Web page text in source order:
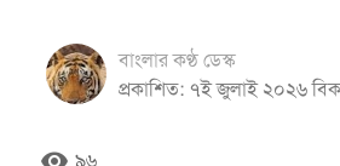
বাংলার কণ্ঠ ডেস্ক
প্রকাশিত: ৭ই জুলাই ২০২৬
৯৬